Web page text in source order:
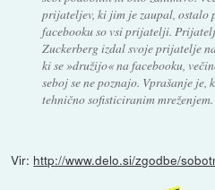
prijateljev, ki jim je zaupal, ostalo
facebooku so vsi prijatelji.
Zuckerberg izdal svoje prijatelje
ki se »družijo« na facebooku,
seboj se ne poznajo. Vprašanje je,
tehnično sofisticiranim mreženjem.
Vir: http://www.delo.si/zgodbe/